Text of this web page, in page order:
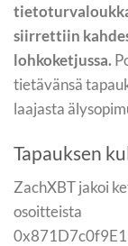
siirrettiin
lohkoketjussa.
tietävänsä
laajasta
Tapauksen
ZachXBT jakoi
osoitteista